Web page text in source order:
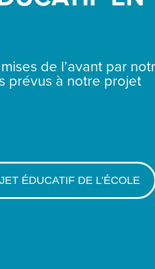
de l’avant par
prévus à notre projet
ÉDUCATIF DE L’ÉCOLE